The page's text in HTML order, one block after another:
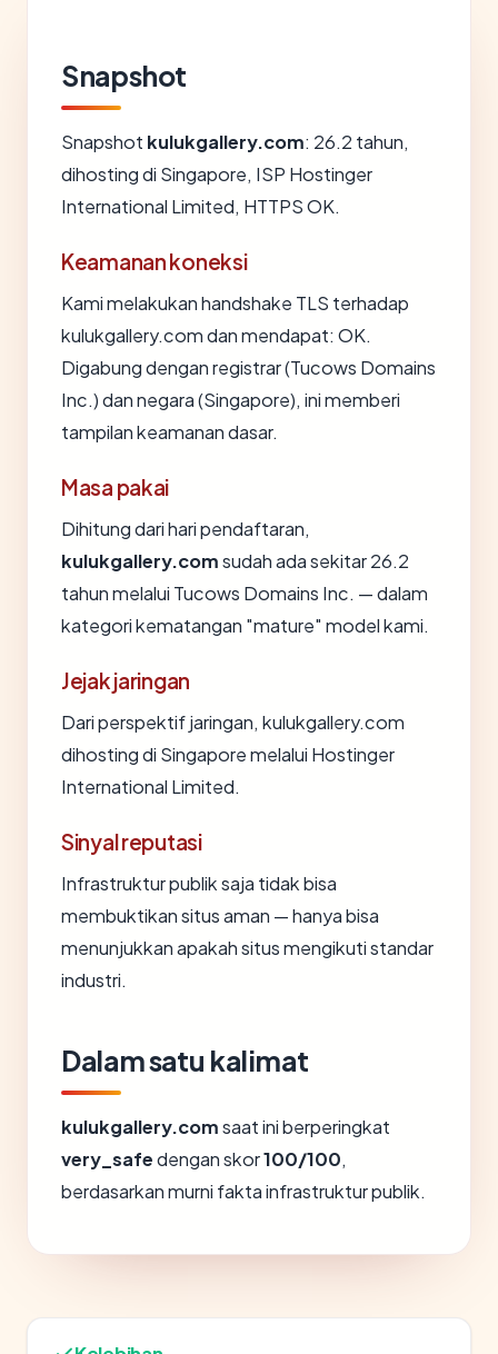
Snapshot
Snapshot kulukgallery.com: 26.2 tahun,
dihosting di Singapore, ISP Hostinger
International Limited, HTTPS OK.
Keamanan koneksi
Kami melakukan handshake TLS terhadap
kulukgallery.com dan mendapat: OK.
Digabung dengan registrar (Tucows Domains
Inc.) dan negara (Singapore), ini memberi
tampilan keamanan dasar.
Masa pakai
Dihitung dari hari pendaftaran,
kulukgallery.comsudah ada sekitar 26.2
tahun melalui Tucows Domains Inc. — dalam
kategori kematangan "mature" model kami.
Jejak jaringan
Dari perspektif jaringan, kulukgallery.com
dihosting di Singapore melalui Hostinger
International Limited.
Sinyal reputasi
Infrastruktur publik saja tidak bisa
membuktikan situs aman — hanya bisa
menunjukkan apakah situs mengikuti standar
industri.
Dalam satu kalimat
kulukgallery.comsaat ini berperingkat
very_safedengan skor100/100,
berdasarkan murni fakta infrastruktur publik.